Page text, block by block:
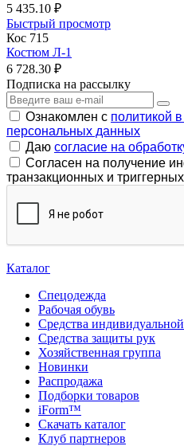
5 435.10 ₽
Быстрый просмотр
Кос 715
Костюм Л-1
6 728.30 ₽
Подписка на рассылку
Ознакомлен с политикой
персональных данных
Даю согласие на
Согласен на получение
транзакционных и
Каталог
Спецодежда
Рабочая обувь
Средства
Средства защиты рук
Хозяйственная группа
Новинки
Распродажа
Подборки товаров
iForm™
Скачать каталог
Клуб партнеров